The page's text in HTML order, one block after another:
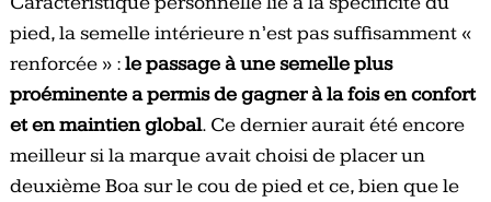
pied, la semelle intérieure n’est pas suffisamment «
renforcée » :le passage à une semelle plus
proéminente a permis de gagner à la fois en confort
et en maintien global. Ce dernier aurait été encore
meilleur si la marque avait choisi de placer un
deuxième Boa sur le cou de pied et ce, bien que le